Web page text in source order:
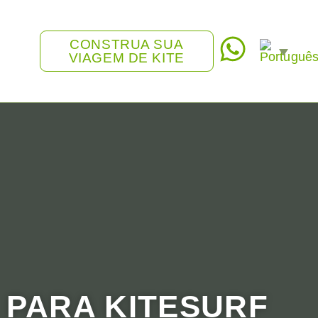
CONSTRUA SUA
VIAGEM DE KITE
KITESURF